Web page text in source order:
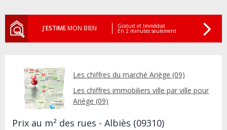
J'ESTIMEMON BIEN Gratuit et Immédiat
En 2 minutes seulement
Les chiffres du marché Ariège (09)
Les chiffres immobiliers ville par ville pour
Ariège (09)
Prix au m² des rues - Albiès (09310)